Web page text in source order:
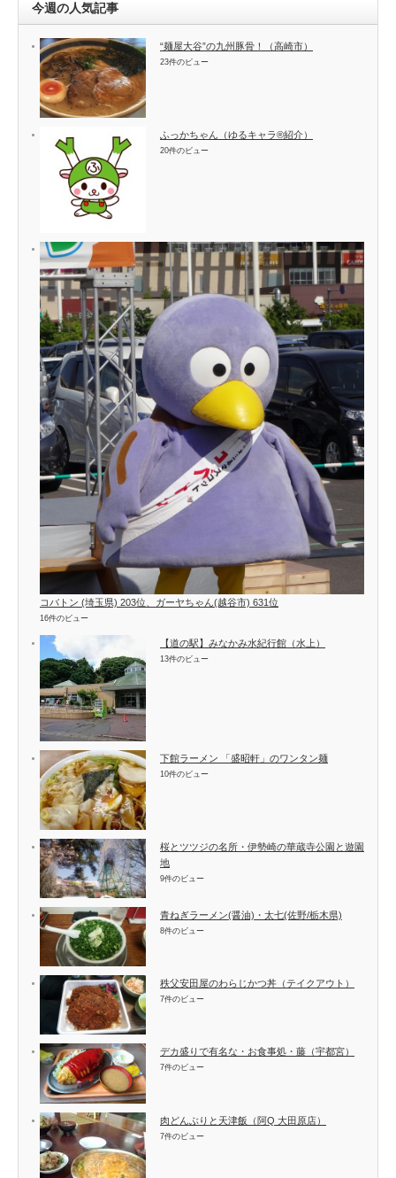
今週の人気記事
“麺屋大谷”の九州豚骨！（高崎市）
23件のビュー
ふっかちゃん（ゆるキャラ®紹介）
20件のビュー
コバトン (埼玉県) 203位、ガーヤちゃん(越谷市) 631位
16件のビュー
【道の駅】みなかみ水紀行館（水上）
13件のビュー
下館ラーメン 「盛昭軒」のワンタン麺
10件のビュー
桜とツツジの名所・伊勢崎の華蔵寺公園と遊園
地
9件のビュー
青ねぎラーメン(醤油)・太七(佐野/栃木県)
8件のビュー
秩父安田屋のわらじかつ丼（テイクアウト）
7件のビュー
デカ盛りで有名な・お食事処・藤（宇都宮）
7件のビュー
肉どんぶりと天津飯（阿Q 大田原店）
7件のビュー